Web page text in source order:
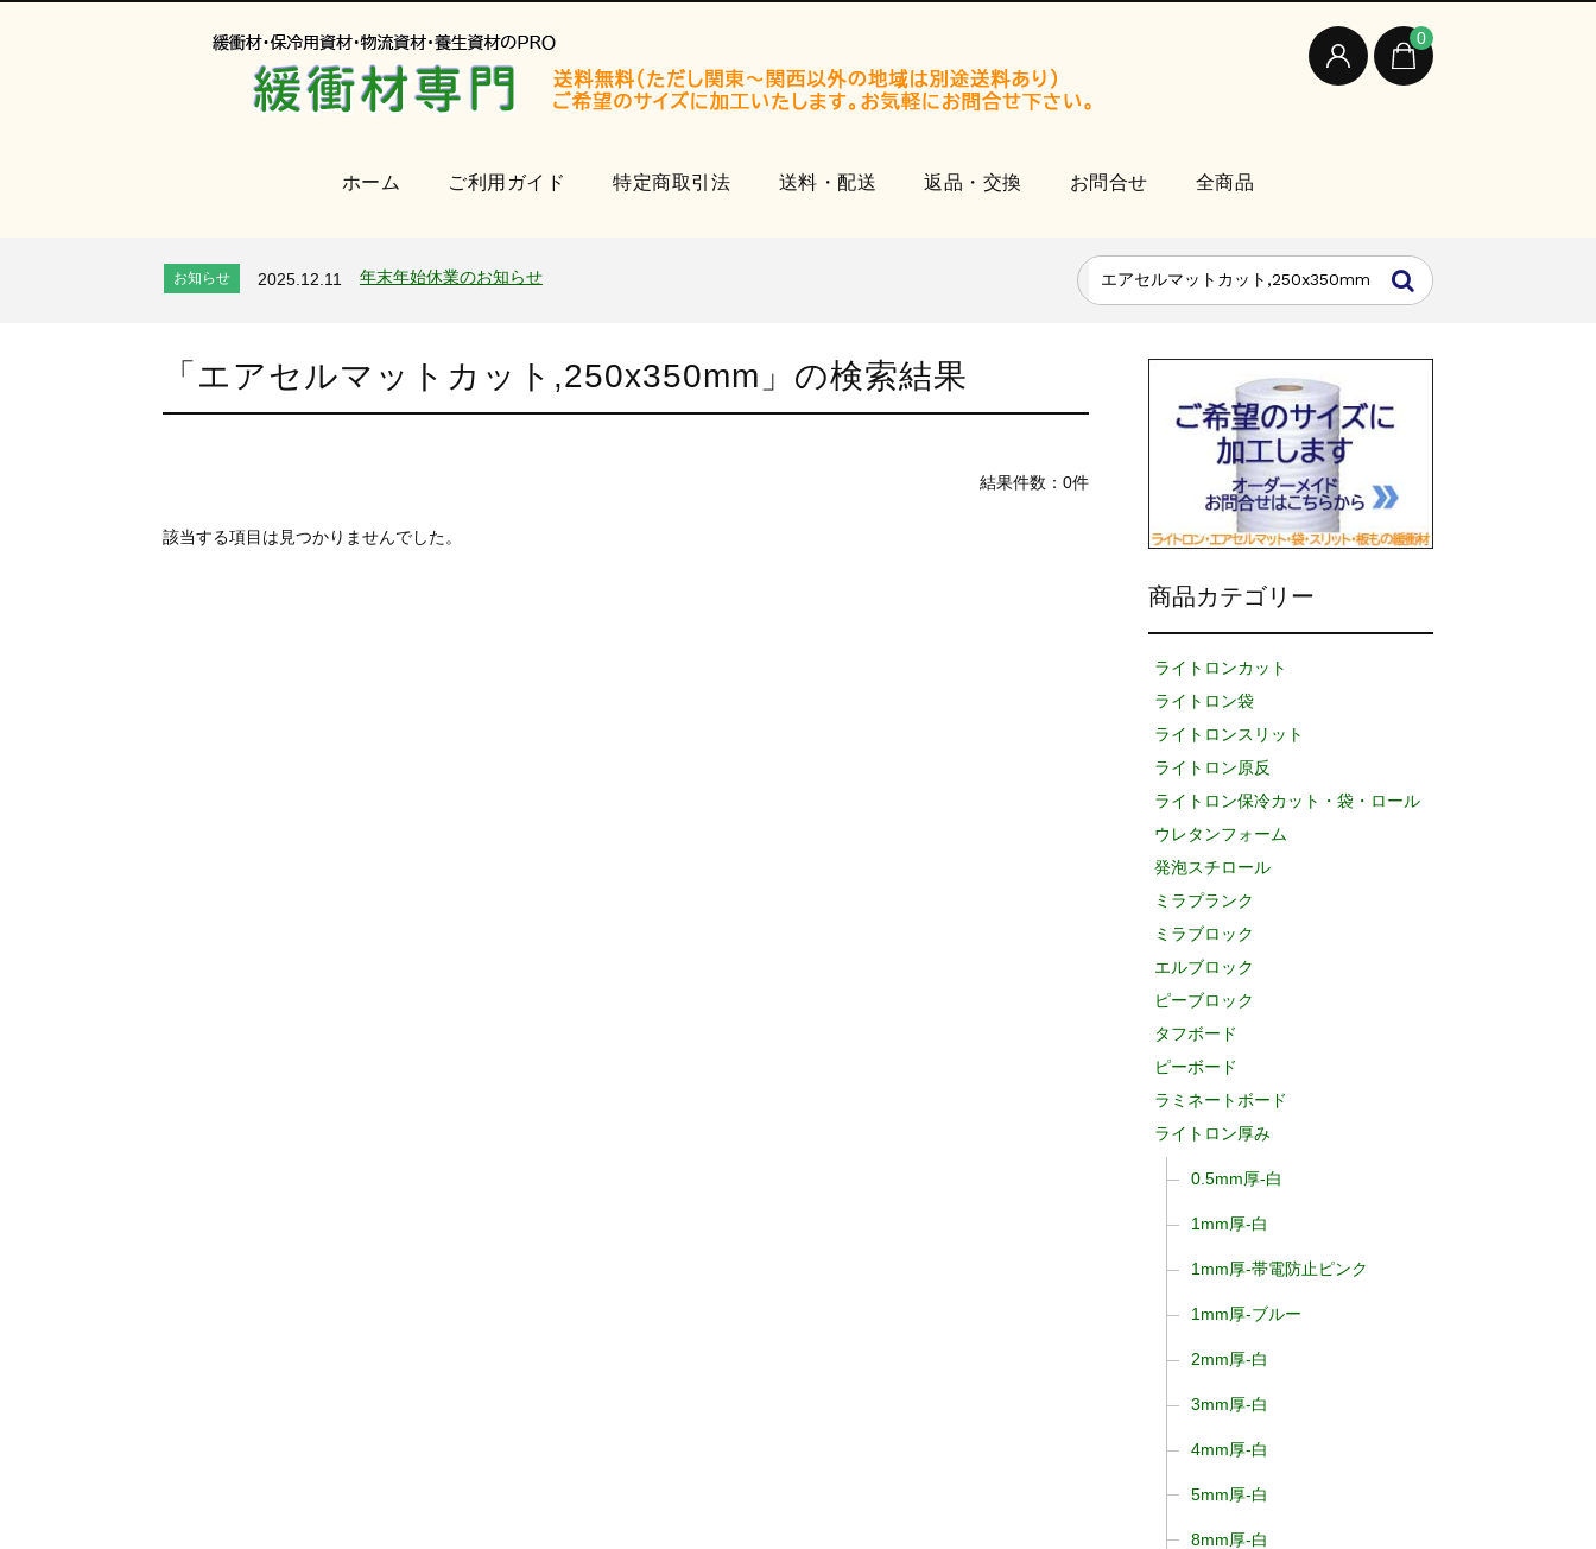
0
ホーム ご利用ガイド 特定商取引法 送料・配送 返品・交換 お問合せ 全商品
お知らせ 2025.12.11 年末年始休業のお知らせ
お知らせ 2024.2.27 オンラインショップを開設いたしました。
お知らせ 2024.2.27 オンラインショップを開設いたしました。
「 エアセルマットカット,250x350mm 」の検索結果
結果件数：0件
該当する項目は見つかりませんでした。
商品カテゴリー
ライトロンカット
ライトロン袋
ライトロンスリット
ライトロン原反
ライトロン保冷カット・袋・ロール
ウレタンフォーム
発泡スチロール
ミラプランク
ミラブロック
エルブロック
ピーブロック
タフボード
ピーボード
ラミネートボード
ライトロン厚み
0.5mm厚-白
1mm厚-白
1mm厚-帯電防止ピンク
1mm厚-ブルー
2mm厚-白
3mm厚-白
4mm厚-白
5mm厚-白
8mm厚-白